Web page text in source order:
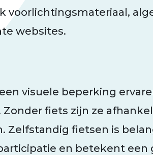
voorlichtingsmateriaal,
websites.
visuele beperking
fiets zijn ze
Zelfstandig fietsen is
en betekent een